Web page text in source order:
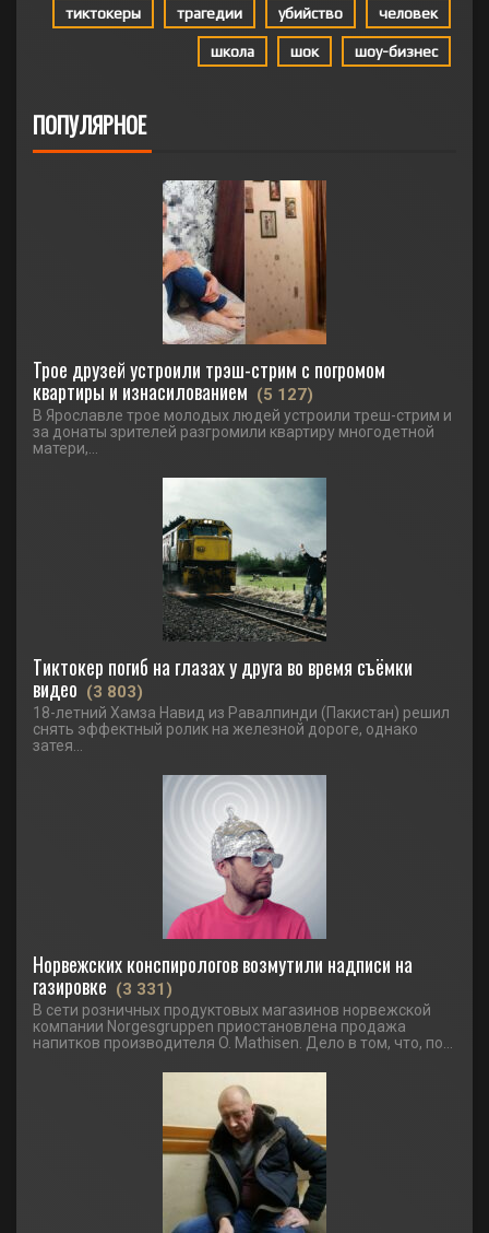
тиктокеры трагедии убийство человек
школа шок шоу-бизнес
ПОПУЛЯРНОЕ
Трое друзей устроили трэш-стрим с погромом
квартиры и изнасилованием (5 127)
В Ярославле трое молодых людей устроили треш-стрим и
за донаты зрителей разгромили квартиру многодетной
матери,...
Тиктокер погиб на глазах у друга во время съёмки
видео (3 803)
18-летний Хамза Навид из Равалпинди (Пакистан) решил
снять эффектный ролик на железной дороге, однако
затея...
Норвежских конспирологов возмутили надписи на
газировке (3 331)
В сети розничных продуктовых магазинов норвежской
компании Norgesgruppen приостановлена продажа
напитков производителя O. Mathisen. Дело в том, что, по...